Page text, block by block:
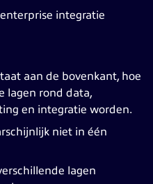
integratie
aan de bovenkant, hoe
lagen rond data,
en integratie worden.
niet in één
lagen